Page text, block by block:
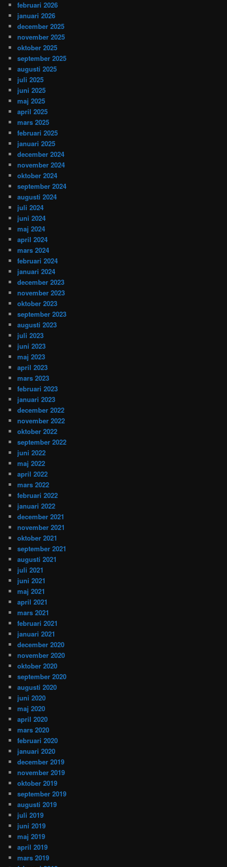
februari 2026
januari 2026
december 2025
november 2025
oktober 2025
september 2025
augusti 2025
juli 2025
juni 2025
maj 2025
april 2025
mars 2025
februari 2025
januari 2025
december 2024
november 2024
oktober 2024
september 2024
augusti 2024
juli 2024
juni 2024
maj 2024
april 2024
mars 2024
februari 2024
januari 2024
december 2023
november 2023
oktober 2023
september 2023
augusti 2023
juli 2023
juni 2023
maj 2023
april 2023
mars 2023
februari 2023
januari 2023
december 2022
november 2022
oktober 2022
september 2022
juni 2022
maj 2022
april 2022
mars 2022
februari 2022
januari 2022
december 2021
november 2021
oktober 2021
september 2021
augusti 2021
juli 2021
juni 2021
maj 2021
april 2021
mars 2021
februari 2021
januari 2021
december 2020
november 2020
oktober 2020
september 2020
augusti 2020
juni 2020
maj 2020
april 2020
mars 2020
februari 2020
januari 2020
december 2019
november 2019
oktober 2019
september 2019
augusti 2019
juli 2019
juni 2019
maj 2019
april 2019
mars 2019